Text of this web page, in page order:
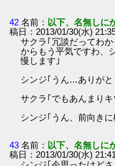
42 名前： 以下、名無しに
稿日：2013/01/30(水)
サクラ｢冗談だってわ
からもう平気ですわ、
慢します｣
シンジ｢うん…ありがと
サクラ｢でもあんまり
シンジ｢うん、前向き
43 名前： 以下、名無しに
稿日：2013/01/30(水)